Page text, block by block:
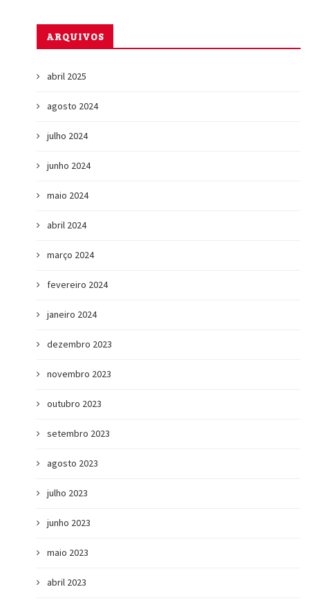
ARQUIVOS
abril 2025
agosto 2024
julho 2024
junho 2024
maio 2024
abril 2024
março 2024
fevereiro 2024
janeiro 2024
dezembro 2023
novembro 2023
outubro 2023
setembro 2023
agosto 2023
julho 2023
junho 2023
maio 2023
abril 2023